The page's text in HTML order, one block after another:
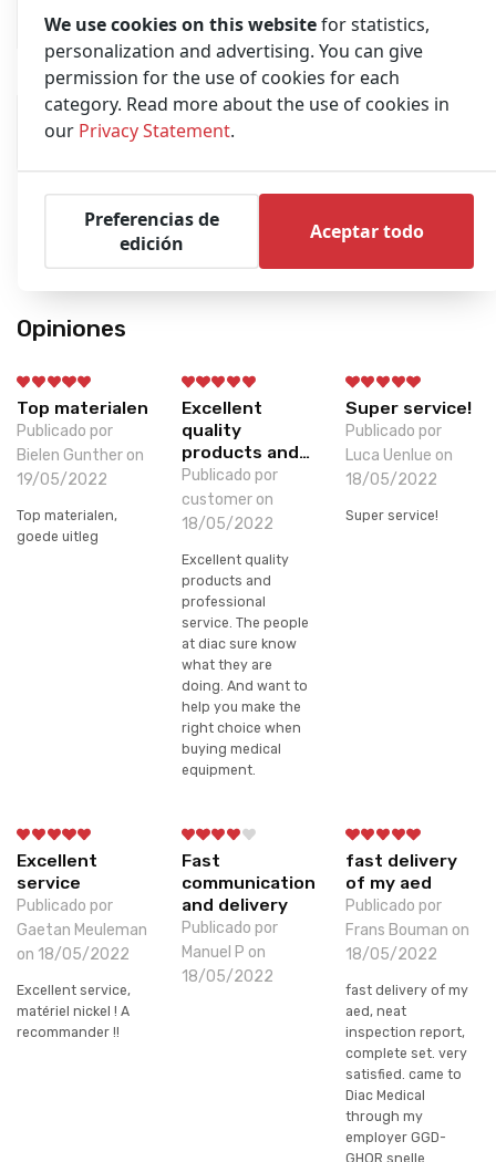
ECG Printer Paper (New)
Pedir presupuesto
Opiniones
Top materialen
Publicado por
Bielen Gunther on
19/05/2022
Top materialen,
goede uitleg
Excellent
quality
products and…
Publicado por
customer on
18/05/2022
Excellent quality
products and
professional
service. The people
at diac sure know
what they are
doing. And want to
help you make the
right choice when
buying medical
equipment.
Super service!
Publicado por
Luca Uenlue on
18/05/2022
Super service!
Excellent
service
Publicado por
Gaetan Meuleman
on 18/05/2022
Excellent service,
matériel nickel ! A
recommander !!
Fast
communication
and delivery
Publicado por
Manuel P on
18/05/2022
fast delivery
of my aed
Publicado por
Frans Bouman on
18/05/2022
fast delivery of my
aed, neat
inspection report,
complete set. very
satisfied. came to
Diac Medical
through my
employer GGD-
GHOR snelle
We use cookies on this websitefor statistics,
personalization and advertising. You can give
permission for the use of cookies for each
category. Read more about the use of cookies in
our Privacy Statement.
Preferencias de
edición
Aceptar todo